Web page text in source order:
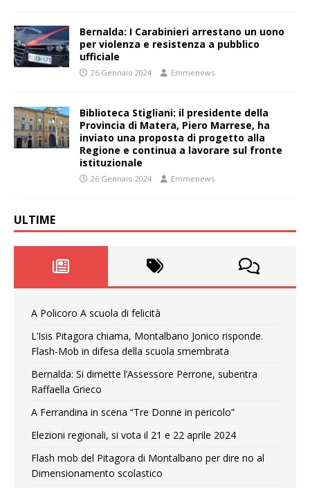
Bernalda: I Carabinieri arrestano un uono
per violenza e resistenza a pubblico
ufficiale
26 Gennaio 2024 Emmenews
Biblioteca Stigliani: il presidente della
Provincia di Matera, Piero Marrese, ha
inviato una proposta di progetto alla
Regione e continua a lavorare sul fronte
istituzionale
26 Gennaio 2024 Emmenews
ULTIME
A Policoro A scuola di felicità
L’Isis Pitagora chiama, Montalbano Jonico risponde.
Flash-Mob in difesa della scuola smembrata
Bernalda: Si dimette l’Assessore Perrone, subentra
Raffaella Grieco
A Ferrandina in scena “Tre Donne in pericolo”
Elezioni regionali, si vota il 21 e 22 aprile 2024
Flash mob del Pitagora di Montalbano per dire no al
Dimensionamento scolastico